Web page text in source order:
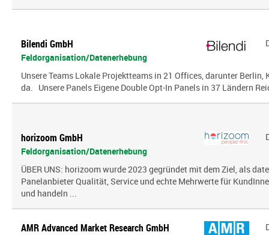
Bilendi GmbH
Feldorganisation/Datenerhebung
Unsere Teams Lokale Projektteams in 21 Offices, darunter Berlin,
da. Unsere Panels Eigene Double Opt-In Panels in 37 Ländern
horizoom GmbH
Feldorganisation/Datenerhebung
ÜBER UNS: horizoom wurde 2023 gegründet mit dem Ziel, als
Panelanbieter Qualität, Service und echte Mehrwerte für
und handeln ...
AMR Advanced Market Research GmbH